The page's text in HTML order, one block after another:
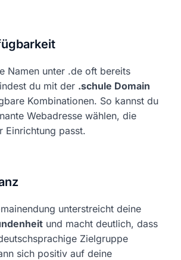
Namen unter .de oft bereits
du mit der .schule Domain
Kombinationen. So kannst du
Webadresse wählen, die
Einrichtung passt.
unterstreicht deine
und macht deutlich, dass
Zielgruppe
sich positiv auf deine